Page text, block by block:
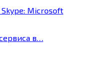
Microsoft
в…